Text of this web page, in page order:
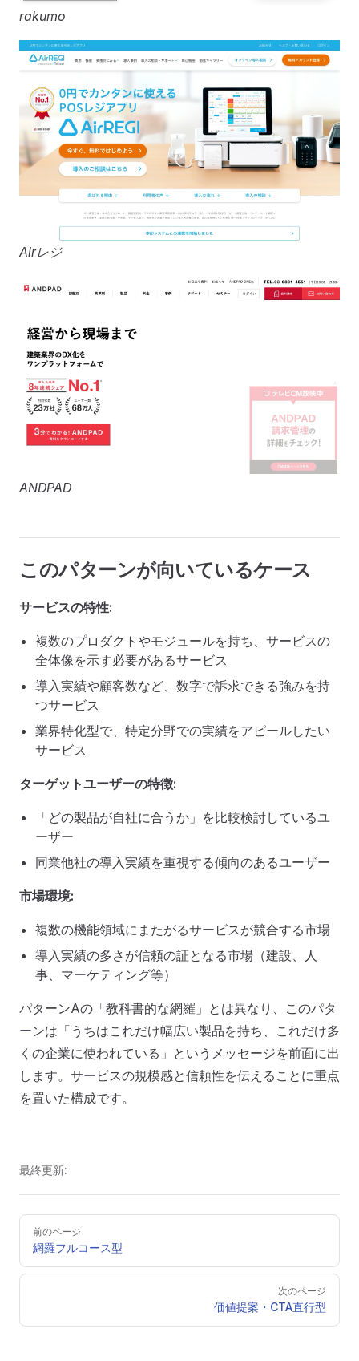
rakumo
Airレジ
ANDPAD
このパターンが向いているケース
サービスの特性:
複数のプロダクトやモジュールを持ち、サービスの
全体像を示す必要があるサービス
導入実績や顧客数など、数字で訴求できる強みを持
つサービス
業界特化型で、特定分野での実績をアピールしたい
サービス
ターゲットユーザーの特徴:
「どの製品が自社に合うか」を比較検討しているユ
ーザー
同業他社の導入実績を重視する傾向のあるユーザー
市場環境:
複数の機能領域にまたがるサービスが競合する市場
導入実績の多さが信頼の証となる市場（建設、人
事、マーケティング等）
パターンAの「教科書的な網羅」とは異なり、このパタ
ーンは「うちはこれだけ幅広い製品を持ち、これだけ多
くの企業に使われている」というメッセージを前面に出
します。サービスの規模感と信頼性を伝えることに重点
を置いた構成です。
最終更新:
Pager
前のページ
網羅フルコース型
次のページ
価値提案・CTA直行型